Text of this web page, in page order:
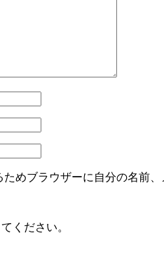
めブラウザーに自分の名前
ください。